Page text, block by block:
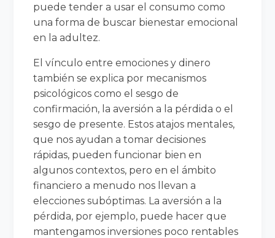
puede tender a usar el consumo como
una forma de buscar bienestar emocional
en la adultez.
El vínculo entre emociones y dinero
también se explica por mecanismos
psicológicos como el sesgo de
confirmación, la aversión a la pérdida o el
sesgo de presente. Estos atajos mentales,
que nos ayudan a tomar decisiones
rápidas, pueden funcionar bien en
algunos contextos, pero en el ámbito
financiero a menudo nos llevan a
elecciones subóptimas. La aversión a la
pérdida, por ejemplo, puede hacer que
mantengamos inversiones poco rentables